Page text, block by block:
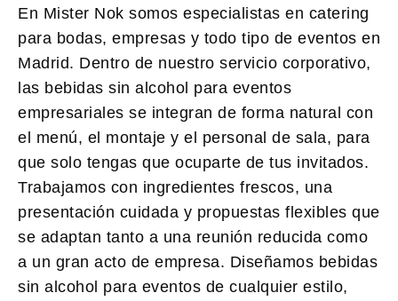
En Mister Nok somos especialistas en catering
para bodas, empresas y todo tipo de eventos en
Madrid. Dentro de nuestro servicio corporativo,
las bebidas sin alcohol para eventos
empresariales se integran de forma natural con
el menú, el montaje y el personal de sala, para
que solo tengas que ocuparte de tus invitados.
Trabajamos con ingredientes frescos, una
presentación cuidada y propuestas flexibles que
se adaptan tanto a una reunión reducida como
a un gran acto de empresa. Diseñamos bebidas
sin alcohol para eventos de cualquier estilo,